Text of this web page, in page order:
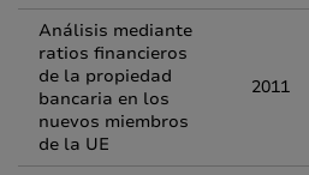
Análisis mediante
ratios financieros
de la propiedad
bancaria en los
nuevos miembros
de la UE
2011